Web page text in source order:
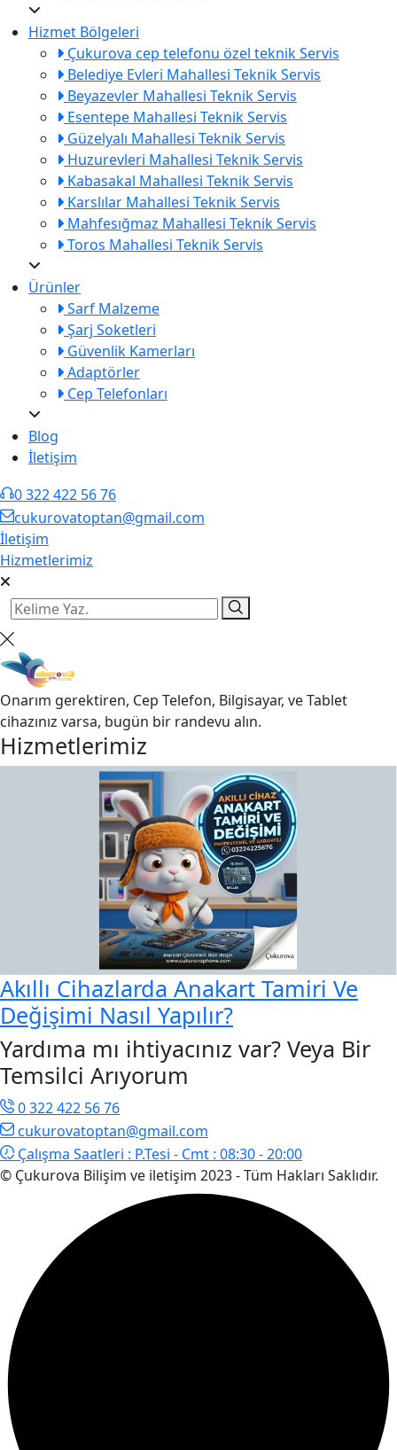
Hizmet Bölgeleri
Çukurova cep telefonu özel teknik Servis
Belediye Evleri Mahallesi Teknik Servis
Beyazevler Mahallesi Teknik Servis
Esentepe Mahallesi Teknik Servis
Güzelyalı Mahallesi Teknik Servis
Huzurevleri Mahallesi Teknik Servis
Kabasakal Mahallesi Teknik Servis
Karslılar Mahallesi Teknik Servis
Mahfesığmaz Mahallesi Teknik Servis
Toros Mahallesi Teknik Servis
Ürünler
Sarf Malzeme
Şarj Soketleri
Güvenlik Kamerları
Adaptörler
Cep Telefonları
Blog
İletişim
0 322 422 56 76
cukurovatoptan@gmail.com
İletişim
Hizmetlerimiz
Onarım gerektiren, Cep Telefon, Bilgisayar, ve Tablet
cihazınız varsa, bugün bir randevu alın.
Hizmetlerimiz
Akıllı Cihazlarda Anakart Tamiri Ve
Değişimi Nasıl Yapılır?
Yardıma mı ihtiyacınız var? Veya Bir
Temsilci Arıyorum
0 322 422 56 76
cukurovatoptan@gmail.com
Çalışma Saatleri : P.Tesi - Cmt : 08:30 - 20:00
© Çukurova Bilişim ve iletişim 2023 - Tüm Hakları Saklıdır.